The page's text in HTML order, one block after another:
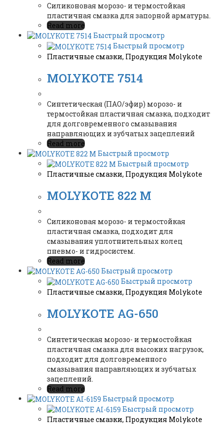
Силиконовая морозо- и термостойкая
пластичная смазка для запорной арматуры.
Read more
Быстрый просмотр
Быстрый просмотр
Пластичные смазки, Продукция Molykote
MOLYKOTE 7514
Синтетическая (ПАО/эфир) морозо- и
термостойкая пластичная смазка, подходит
для долговременного смазывания
направляющих и зубчатых зацеплений
Read more
Быстрый просмотр
Быстрый просмотр
Пластичные смазки, Продукция Molykote
MOLYKOTE 822 M
Силиконовая морозо- и термостойкая
пластичная смазка, подходит для
смазывания уплотнительных колец
пневмо- и гидросистем.
Read more
Быстрый просмотр
Быстрый просмотр
Пластичные смазки, Продукция Molykote
MOLYKOTE AG-650
Синтетическая морозо- и термостойкая
пластичная смазка для высоких нагрузок,
подходит для долговременного
смазывания направляющих и зубчатых
зацеплений.
Read more
Быстрый просмотр
Быстрый просмотр
Пластичные смазки, Продукция Molykote